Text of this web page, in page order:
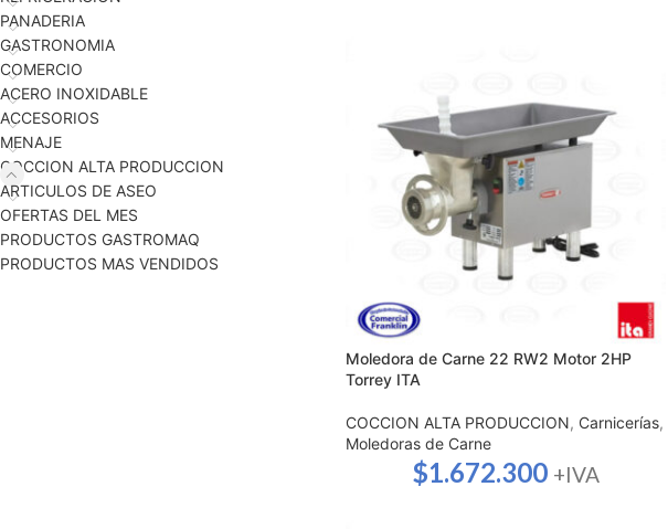
PANADERIA
GASTRONOMIA
COMERCIO
ACERO INOXIDABLE
ACCESORIOS
MENAJE
COCCION ALTA PRODUCCION
ARTICULOS DE ASEO
OFERTAS DEL MES
PRODUCTOS GASTROMAQ
PRODUCTOS MAS VENDIDOS
Moledora de Carne 22 RW2 Motor 2HP
Torrey ITA
COCCION ALTA PRODUCCION, Carnicerías,
Moledoras de Carne
$1.672.300 +IVA